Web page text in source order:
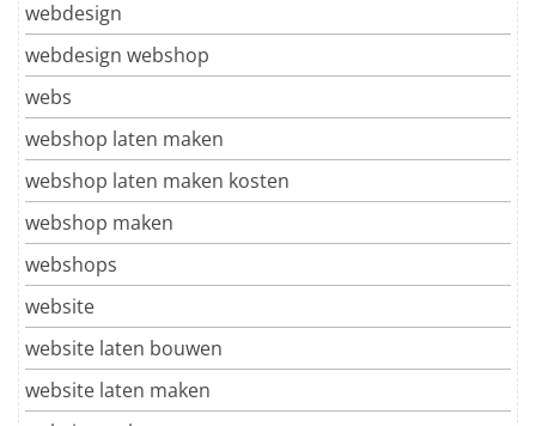
webdesign
webdesign webshop
webs
webshop laten maken
webshop laten maken kosten
webshop maken
webshops
website
website laten bouwen
website laten maken